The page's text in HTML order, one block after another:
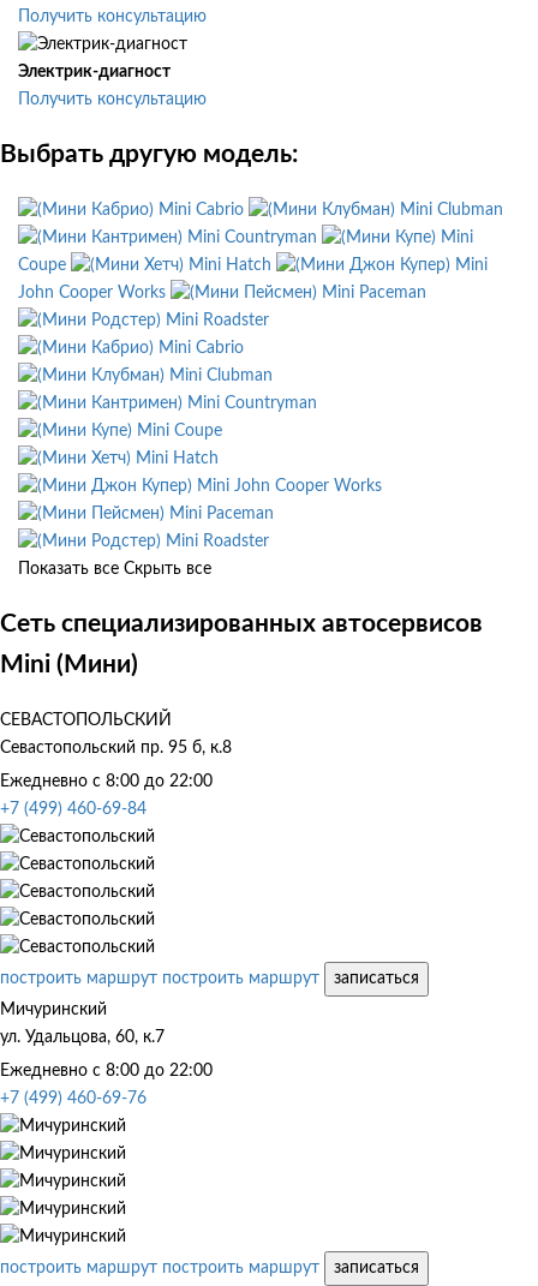
Получить консультацию
Электрик-диагност
Получить консультацию
Выбрать другую модель:
Mini Cabrio
Mini Clubman
Mini Countryman
Mini
Coupe
Mini Hatch
Mini
John Cooper Works
Mini Paceman
Mini Roadster
Mini Cabrio
Mini Clubman
Mini Countryman
Mini Coupe
Mini Hatch
Mini John Cooper Works
Mini Paceman
Mini Roadster
Показать все Скрыть все
Сеть специализированных автосервисов
Mini (Мини)
СЕВАСТОПОЛЬСКИЙ
Севастопольский пр. 95 б, к.8
Ежедневно с 8:00 до 22:00
+7 (499) 460-69-84
построить маршрут построить маршрут
записаться
Мичуринский
ул. Удальцова, 60, к.7
Ежедневно с 8:00 до 22:00
+7 (499) 460-69-76
построить маршрут построить маршрут
записаться